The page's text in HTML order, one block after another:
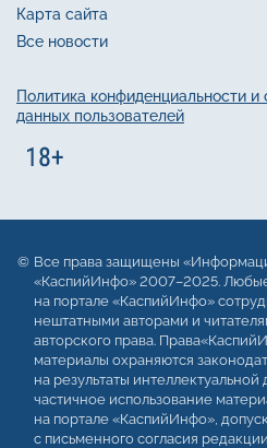
Карта сайта
Все новости
Политика конфиденциальности
данных пользователей
Все права защищены
«КаспийИнфо» 2007–2025.
на портале «КаспийИнфо»
нештатными авторами и
авторского права.
материалы охраняются
на результаты
частичное использование
на портале «КаспийИнфо»,
с письменного согласия